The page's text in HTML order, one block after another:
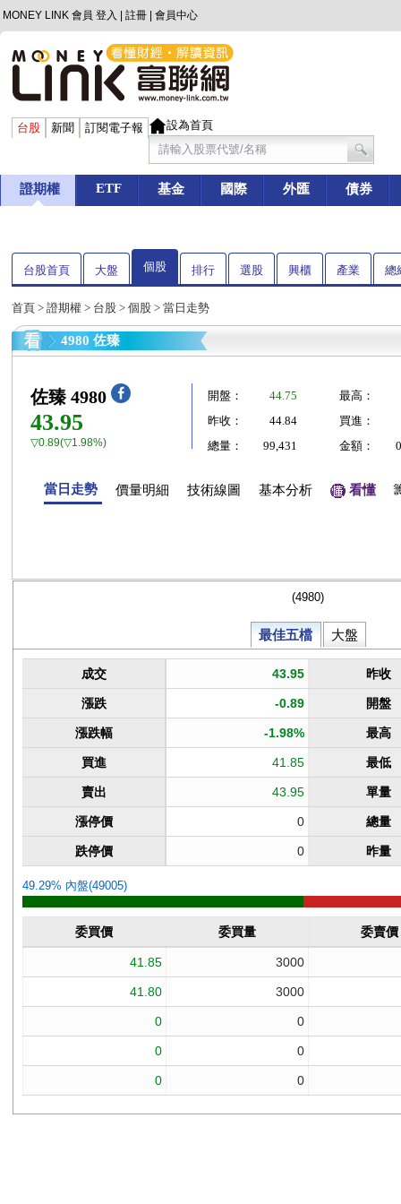
MONEY LINK 會員 登入 註冊 會員中心
台股 新聞 訂閱電子報 設為首頁
證期權 ETF 基金 國際 外匯 債券
台股首頁 大盤 個股 排行 選股 興櫃 產業 總
首頁 > 證期權 > 台股 > 個股 > 當日走勢
4980 佐臻
佐臻 4980
43.95
▽0.89(▽1.98%)
開盤： 44.75
最高：
昨收：
44.84
買進：
總量：
99,431 金額：
當日走勢 價量明細 技術線圖 基本分析 看懂